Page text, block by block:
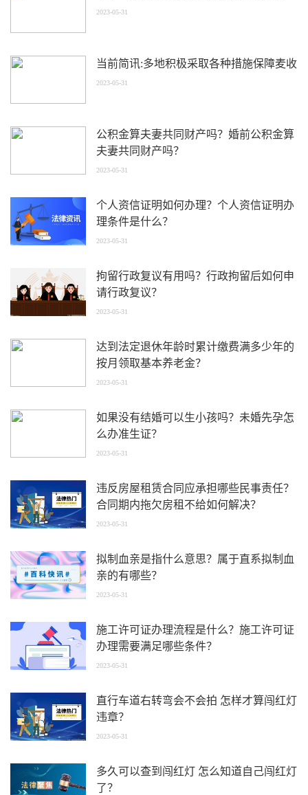
2023-05-31
当前简讯:多地积极采取各种措施保障麦收
2023-05-31
公积金算夫妻共同财产吗？婚前公积金算
夫妻共同财产吗？
2023-05-31
个人资信证明如何办理？个人资信证明办
理条件是什么？
2023-05-31
拘留行政复议有用吗？行政拘留后如何申
请行政复议？
2023-05-31
达到法定退休年龄时累计缴费满多少年的
按月领取基本养老金？
2023-05-31
如果没有结婚可以生小孩吗？未婚先孕怎
么办准生证？
2023-05-31
违反房屋租赁合同应承担哪些民事责任？
合同期内拖欠房租不给如何解决？
2023-05-31
​拟制血亲是指什么意思？属于直系拟制血
亲的有哪些？
2023-05-31
施工许可证办理流程是什么？施工许可证
办理需要满足哪些条件？
2023-05-31
直行车道右转弯会不会拍 怎样才算闯红灯
违章？
2023-05-31
多久可以查到闯红灯 怎么知道自己闯红灯
了？